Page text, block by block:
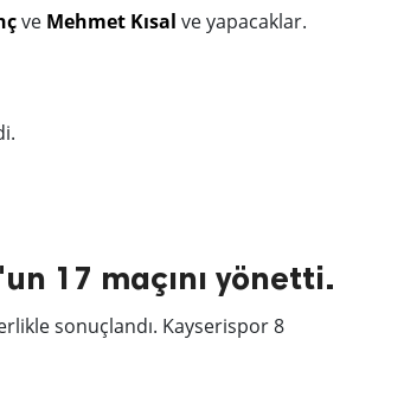
ve Mehmet Kısal ve yapacaklar.
17 maçını yönetti.
sonuçlandı. Kayserispor 8